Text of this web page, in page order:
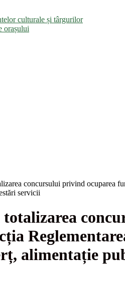
culturale și târgurilor
orașului
concursului privind ocuparea
servicii
alimentație